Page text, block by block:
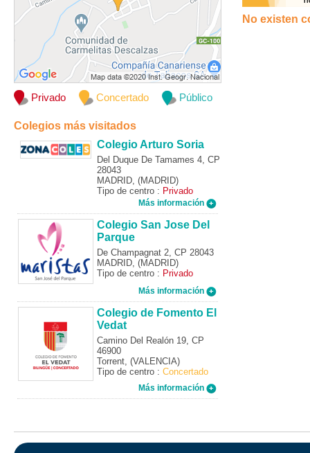
Privado Concertado Público
Colegios más visitados
Colegio Arturo Soria
Del Duque De Tamames 4, CP
28043
MADRID, (MADRID)
Tipo de centro : Privado
Más información
Colegio San Jose Del
Parque
De Champagnat 2, CP 28043
MADRID, (MADRID)
Tipo de centro : Privado
Más información
Colegio de Fomento El
Vedat
Camino Del Realón 19, CP
46900
Torrent, (VALENCIA)
Tipo de centro : Concertado
Más información
No existen